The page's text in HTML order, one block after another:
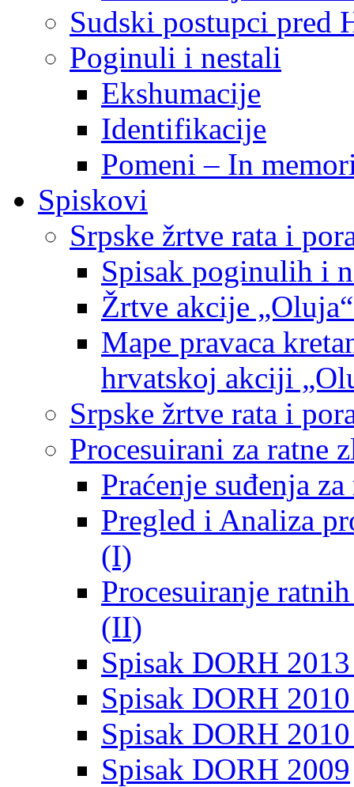
Sudski postupci pred
Poginuli i nestali
Ekshumacije
Identifikacije
Pomeni – In
Spiskovi
Srpske žrtve rata i
Spisak poginulih i
Žrtve akcije
Mape pravaca
hrvatskoj akciji
Srpske žrtve rata i
Procesuirani za ratne
Praćenje suđenja
Pregled i Analiza
(I)
Procesuiranje
(II)
Spisak DORH
Spisak DORH
Spisak DORH
Spisak DORH 2009